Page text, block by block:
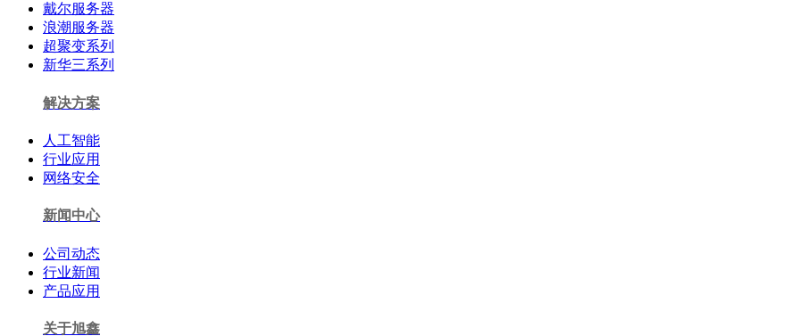
戴尔服务器
浪潮服务器
超聚变系列
新华三系列
解决方案
人工智能
行业应用
网络安全
新闻中心
公司动态
行业新闻
产品应用
关于旭鑫